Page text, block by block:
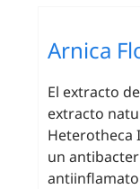
Arnica
El extracto
extracto
Heterotheca
un